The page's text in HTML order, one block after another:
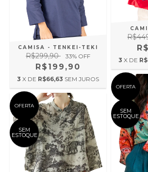
CAMISA - TENKEI-TEKI
R$299,90 33% OFF
R$199,90
3 X DE R$66,63 SEM JUROS
3 X DE
OFERTA
SEM
ESTOQUE
OFERTA
SEM
ESTOQUE